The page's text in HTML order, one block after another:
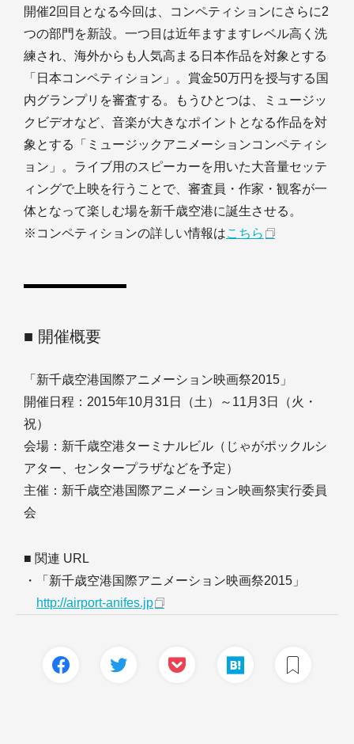
開催2回目となる今回は、コンペティションにさらに2
つの部門を新設。一つ目は近年ますますレベル高く洗
練され、海外からも人気高まる日本作品を対象とする
「日本コンペティション」。賞金50万円を授与する国
内グランプリを審査する。もうひとつは、ミュージッ
クビデオなど、音楽が大きなポイントとなる作品を対
象とする「ミュージックアニメーションコンペティシ
ョン」。ライブ用のスピーカーを用いた大音量セッテ
ィングで上映を行うことで、審査員・作家・観客が一
体となって楽しむ場を新千歳空港に誕生させる。
※コンペティションの詳しい情報はこちら
■ 開催概要
「新千歳空港国際アニメーション映画祭2015」
開催日程：2015年10月31日（土）～11月3日（火・
祝）
会場：新千歳空港ターミナルビル（じゃがポックルシ
アター、センタープラザなどを予定）
主催：新千歳空港国際アニメーション映画祭実行委員
会
■ 関連 URL
・「新千歳空港国際アニメーション映画祭2015」
http://airport-anifes.jp